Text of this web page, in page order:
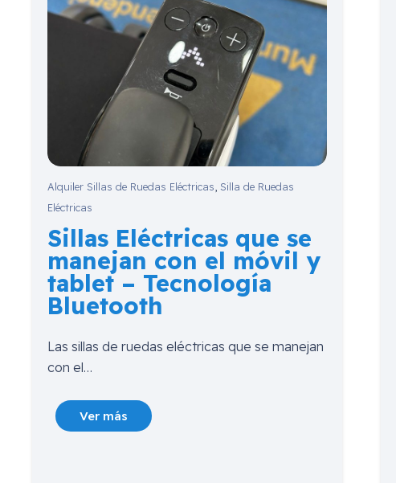
Alquiler Sillas de Ruedas Eléctricas ,Silla de Ruedas
Eléctricas
Sillas Eléctricas que se
manejan con el móvil y
tablet – Tecnología
Bluetooth
Las sillas de ruedas eléctricas que se manejan
con el…
Ver más